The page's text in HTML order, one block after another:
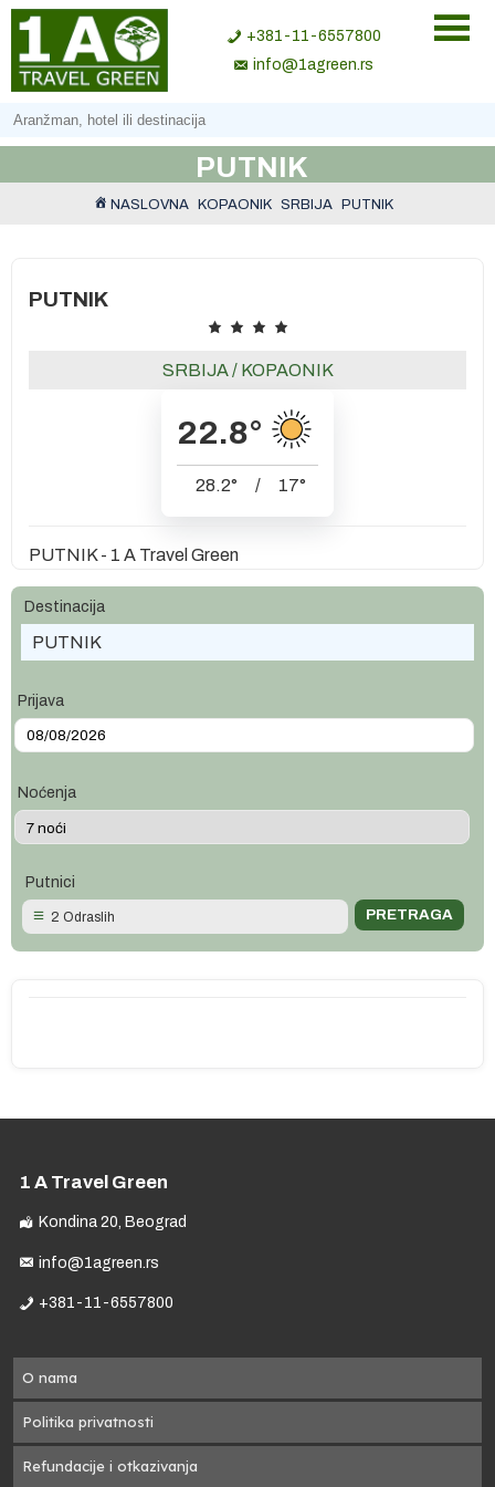
+381-11-6557800
info@1agreen.rs
PUTNIK
NASLOVNA KOPAONIK SRBIJA PUTNIK
PUTNIK
SRBIJA/ KOPAONIK
22.8°
28.2° / 17°
PUTNIK - 1 A Travel Green
Destinacija
PUTNIK
Prijava
Noćenja
Putnici
2 Odraslih
1 A Travel Green
Kondina 20, Beograd
info@1agreen.rs
+381-11-6557800
O nama
Politika privatnosti
Refundacije i otkazivanja